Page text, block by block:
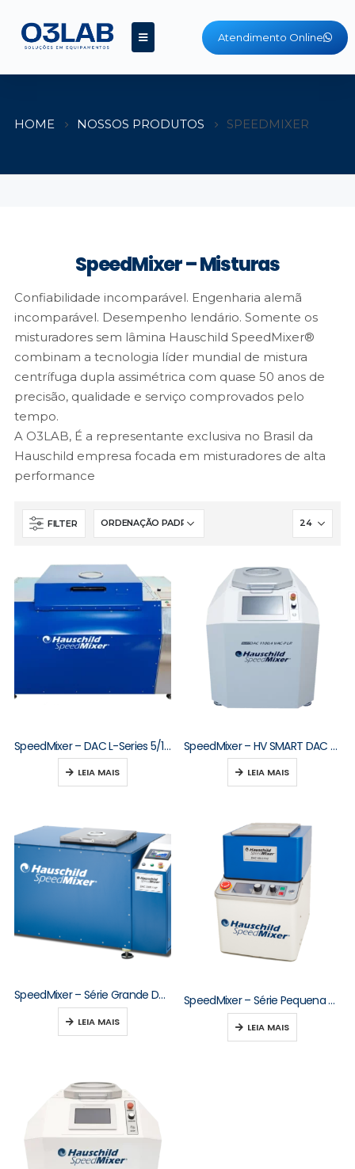
Atendimento Online
HOME NOSSOS PRODUTOS SPEEDMIXER
SpeedMixer – Misturas
Confiabilidade incomparável. Engenharia alemã
incomparável. Desempenho lendário. Somente os
misturadores sem lâmina Hauschild SpeedMixer®
combinam a tecnologia líder mundial de mistura
centrífuga dupla assimétrica com quase 50 anos de
precisão, qualidade e serviço comprovados pelo
tempo.
A O3LAB, É a representante exclusiva no Brasil da
Hauschild empresa focada em misturadores de alta
performance
FILTER
SpeedMixer – DAC L-Series 5/10/15/20/30 kg
LEIA MAIS
SpeedMixer – HV SMART DAC M-Series
LEIA MAIS
SpeedMixer – Série Grande DAC 3000–10000
LEIA MAIS
SpeedMixer – Série Pequena DAC 150–250
LEIA MAIS